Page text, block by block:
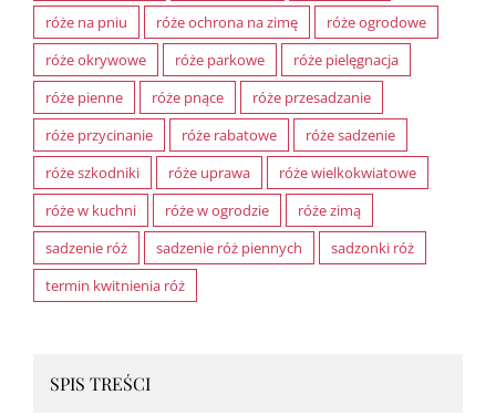
róże na pniu
róże ochrona na zimę
róże ogrodowe
róże okrywowe
róże parkowe
róże pielęgnacja
róże pienne
róże pnące
róże przesadzanie
róże przycinanie
róże rabatowe
róże sadzenie
róże szkodniki
róże uprawa
róże wielkokwiatowe
róże w kuchni
róże w ogrodzie
róże zimą
sadzenie róż
sadzenie róż piennych
sadzonki róż
termin kwitnienia róż
SPIS TREŚCI